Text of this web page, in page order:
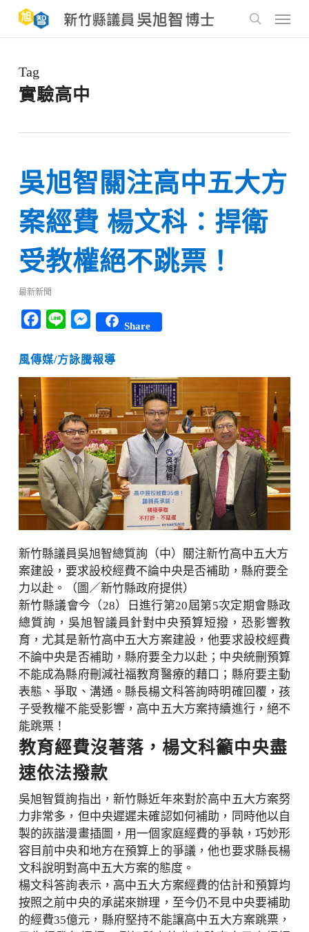
main
Menu
Tag
實驗高中
吳旭智關注高中五大方
案經費 楊文科：捍衛
受教權絕不跳票！
最新新聞
Facebook
Line Messenger
Share
風傳媒/方詠騰報導
新竹縣議員吳旭智總質詢（中）關注新竹高中五大方
案建設，要求設校經費不論中央是否補助，縣府要全
力以赴。（圖／新竹縣政府提供）
新竹縣議會今（28）日進行第20屆第5次定期會縣政
總質詢，吳旭智議員針對中央預算短撥，恐影響教
育，尤其是新竹高中五大方案建設，他要求設校經費
不論中央是否補助，縣府要全力以赴；中央統刪預算
不能成為縣府刪減社福教育醫療的藉口；縣府要主動
表態、爭取、溝通。縣長楊文科答詢時明確回覆，孩
子受教權不能受影響，高中五大方案持續進行，絕不
能跳票！
教育經費沒著落，楊文科籲中央盡
速依法撥款
吳旭智質詢指出，新竹縣近年來對於高中五大方案努
力非常多，但中央遲遲未確認如何補助，同時他以自
製的詼諧漫畫插圖，用一個家庭經費的爭執，巧妙形
容目前中央和地方在預算上的爭議，他也要求縣長楊
文科說明對高中五大方案的態度。
楊文科答詢表示，高中五大方案經費的估計和預算均
按照之前中央的承諾來辦理，至今仍不見中央要補助
的經費35億元，縣府堅持不能讓高中五大方案跳票，